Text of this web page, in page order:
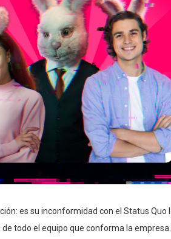
es su inconformidad con el Status Quo
todo el equipo que conforma la empresa.